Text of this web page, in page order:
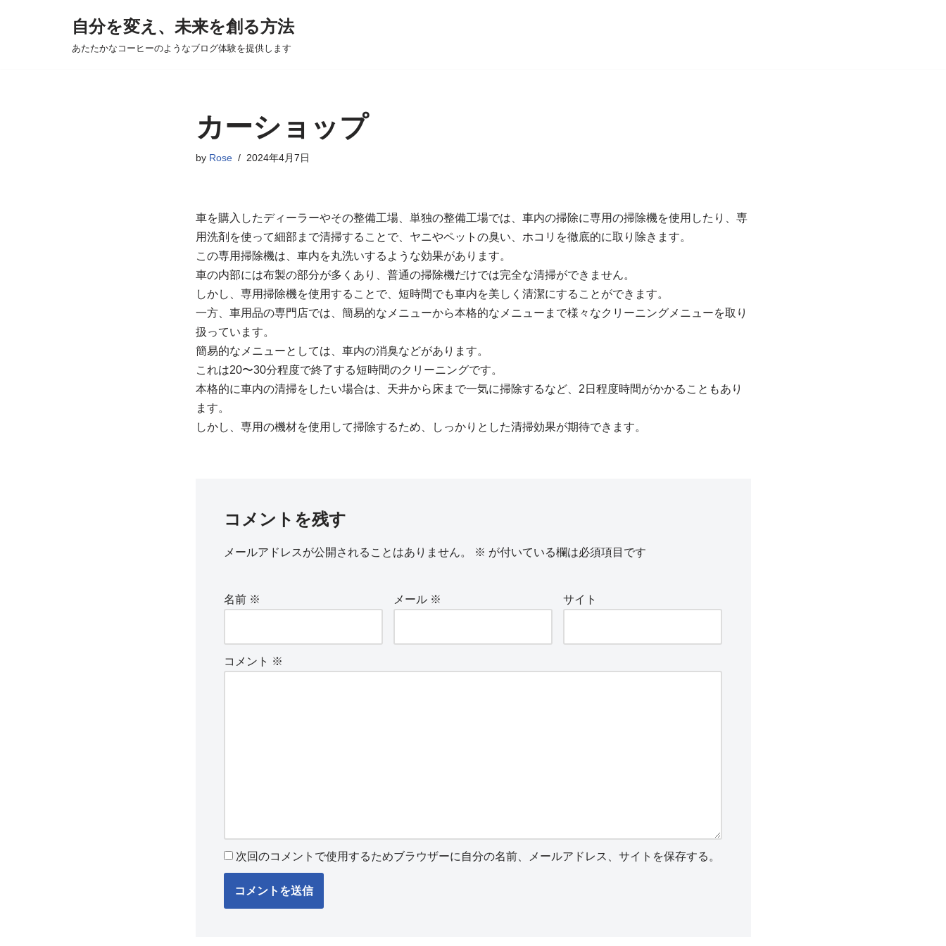
自分を変え、未来を創る方法
あたたかなコーヒーのようなブログ体験を提供します
カーショップ
by Rose 2024年4月7日
車を購入したディーラーやその整備工場、単独の整備工場では、車内の掃除に専用の掃除機を使用したり、専
用洗剤を使って細部まで清掃することで、ヤニやペットの臭い、ホコリを徹底的に取り除きます。
この専用掃除機は、車内を丸洗いするような効果があります。
車の内部には布製の部分が多くあり、普通の掃除機だけでは完全な清掃ができません。
しかし、専用掃除機を使用することで、短時間でも車内を美しく清潔にすることができます。
一方、車用品の専門店では、簡易的なメニューから本格的なメニューまで様々なクリーニングメニューを取り
扱っています。
簡易的なメニューとしては、車内の消臭などがあります。
これは20〜30分程度で終了する短時間のクリーニングです。
本格的に車内の清掃をしたい場合は、天井から床まで一気に掃除するなど、2日程度時間がかかることもあり
ます。
しかし、専用の機材を使用して掃除するため、しっかりとした清掃効果が期待できます。
コメントを残す
メールアドレスが公開されることはありません。 ※ が付いている欄は必須項目です
名前 ※ メール ※ サイト
コメント ※
次回のコメントで使用するためブラウザーに自分の名前、メールアドレス、サイトを保存する。